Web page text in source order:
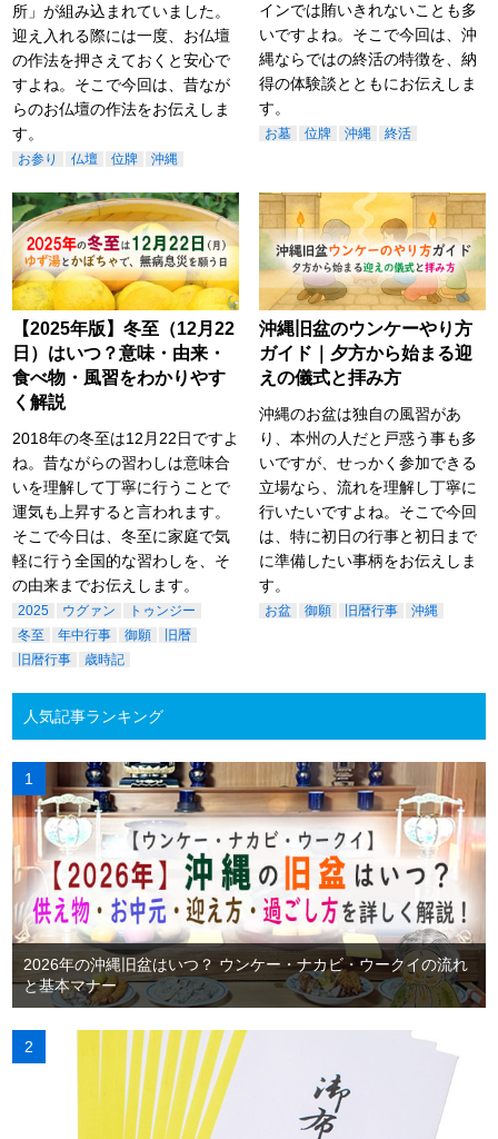
所」が組み込まれていました。
迎え入れる際には一度、お仏壇
の作法を押さえておくと安心で
すよね。そこで今回は、昔なが
らのお仏壇の作法をお伝えしま
す。
お参り 仏壇 位牌 沖縄
インでは賄いきれないことも多
いですよね。そこで今回は、沖
縄ならではの終活の特徴を、納
得の体験談とともにお伝えしま
す。
お墓 位牌 沖縄 終活
【2025年版】冬至（12月22
日）はいつ？意味・由来・
食べ物・風習をわかりやす
く解説
2018年の冬至は12月22日ですよ
ね。昔ながらの習わしは意味合
いを理解して丁寧に行うことで
運気も上昇すると言われます。
そこで今日は、冬至に家庭で気
軽に行う全国的な習わしを、そ
の由来までお伝えします。
2025 ウグァン
トゥンジー
冬至
年中行事 御願
旧暦
旧暦行事
歳時記
沖縄旧盆のウンケーやり方
ガイド｜夕方から始まる迎
えの儀式と拝み方
沖縄のお盆は独自の風習があ
り、本州の人だと戸惑う事も多
いですが、せっかく参加できる
立場なら、流れを理解し丁寧に
行いたいですよね。そこで今回
は、特に初日の行事と初日まで
に準備したい事柄をお伝えしま
す。
お盆 御願 旧暦行事 沖縄
人気記事ランキング
2026年の沖縄旧盆はいつ？ ウンケー・ナカビ・ウークイの流れ
と基本マナー